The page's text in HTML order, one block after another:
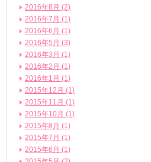
2016年8月 (2)
2016年7月 (1)
2016年6月 (1)
2016年5月 (3)
2016年3月 (1)
2016年2月 (1)
2016年1月 (1)
2015年12月 (1)
2015年11月 (1)
2015年10月 (1)
2015年8月 (1)
2015年7月 (1)
2015年6月 (1)